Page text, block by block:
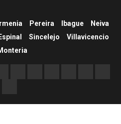
Pereira Ibague
Neiva
Espinal Sincelejo
Villavicencio